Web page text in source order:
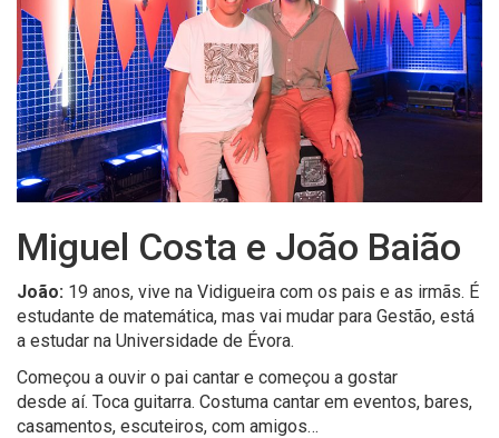
Miguel Costa e João Baião
João: 19 anos, vive na Vidigueira com os pais e as irmãs. É
estudante de matemática, mas vai mudar para Gestão, está
a estudar na Universidade de Évora.
Começou a ouvir o pai cantar e começou a gostar
desde aí. Toca guitarra. Costuma cantar em eventos, bares,
casamentos, escuteiros, com amigos…